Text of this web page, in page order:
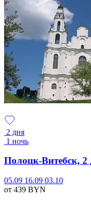
2 дня
1 ночь
Полоцк-Витебск, 2
05.09 16.09 03.10
от 439 BYN